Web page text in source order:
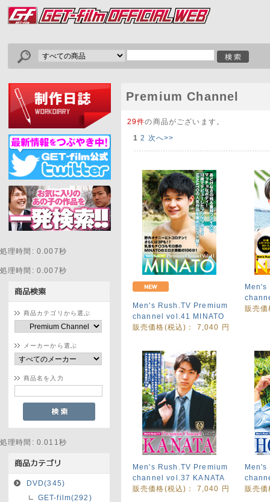
処理時間: 0.007秒
処理時間: 0.007秒
商品カテゴリから選ぶ
メーカーから選ぶ
商品名を入力
処理時間: 0.011秒
DVD(345)
GET-film(292)
Premium Channel
29件の商品がございます。
1 2 次へ>>
Men's Rush.TV Premium
channel vol.41 MINATO
販売価格(税込)： 7,040 円
Men's
販売
Men's Rush.TV Premium
channel vol.37 KANATA
販売価格(税込)： 7,040 円
Men's
販売